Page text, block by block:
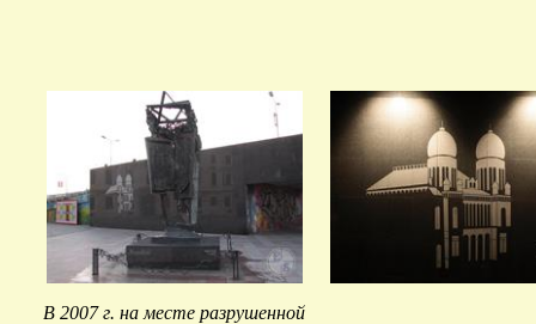
В 2007 г. на месте разрушенной